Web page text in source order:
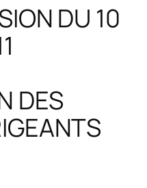
DU 10
DES